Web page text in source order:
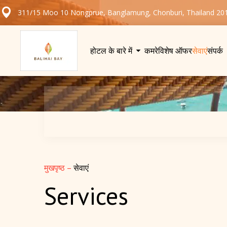
311/15 Moo 10 Nongprue, Banglamung, Chonburi, Thailand
होटल के बारे में कमरेविशेष ऑफरसेवाएंसंपर्क
मुखपृष्ठ –सेवाएं
Services